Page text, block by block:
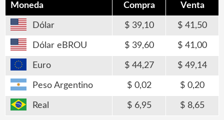
Moneda Compra Venta
Dólar 39,10 41,50
Dólar eBROU 39,60 41,00
Euro 44,27 49,14
Peso Argentino 0,02 0,20
Real 6,95 8,65